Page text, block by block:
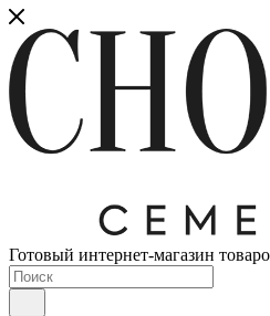
Готовый интернет-магазин